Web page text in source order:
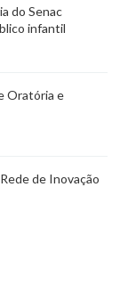
do Senac
infantil
Oratória e
de Inovação